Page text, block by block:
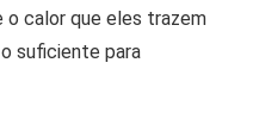
o calor que eles trazem
suficiente para